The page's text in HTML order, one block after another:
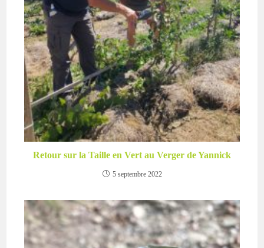
Retour sur la Taille en Vert au Verger de Yannick
5 septembre 2022